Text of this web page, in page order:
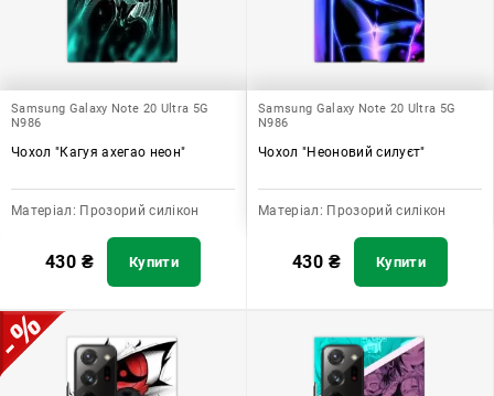
Samsung Galaxy Note 20 Ultra 5G
N986
Чохол "Кагуя ахегао неон"
Матеріал: Прозорий силікон
430 ₴ Купити
Samsung Galaxy Note 20 Ultra 5G
N986
Чохол "Неоновий силуєт"
Матеріал: Прозорий силікон
430 ₴ Купити